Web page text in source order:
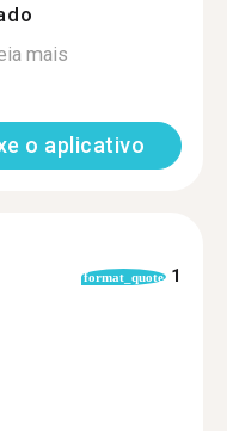
mais
o aplicativo
format_quote 1